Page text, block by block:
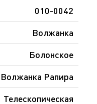
010-0042
Волжанка
Болонское
Волжанка Рапира
Телескопическая